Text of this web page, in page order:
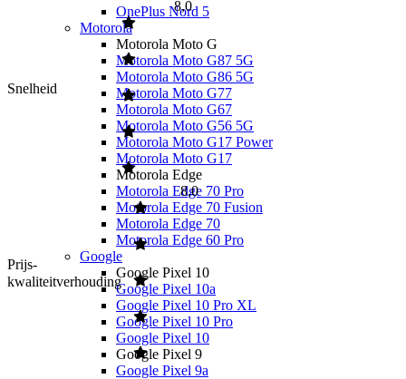
OnePlus Nord 5
Motorola
Motorola Moto G
Motorola Moto G87 5G
Motorola Moto G86 5G
Motorola Moto G77
Motorola Moto G67
Motorola Moto G56 5G
Motorola Moto G17 Power
Motorola Moto G17
Motorola Edge
Motorola Edge 70 Pro
Motorola Edge 70 Fusion
Motorola Edge 70
Motorola Edge 60 Pro
Google
Google Pixel 10
Google Pixel 10a
Google Pixel 10 Pro XL
Google Pixel 10 Pro
Google Pixel 10
Google Pixel 9
Google Pixel 9a
Snelheid
8,0
Prijs-
kwaliteitverhouding
8,0